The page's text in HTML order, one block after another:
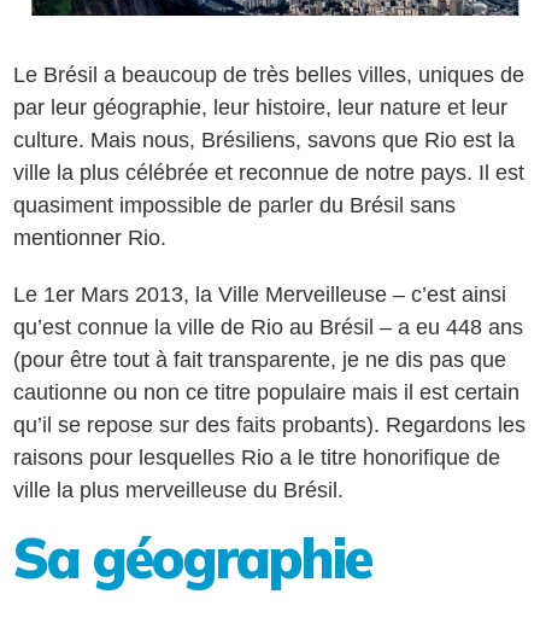
Le Brésil a beaucoup de très belles villes, uniques de
par leur géographie, leur histoire, leur nature et leur
culture. Mais nous, Brésiliens, savons que Rio est la
ville la plus célébrée et reconnue de notre pays. Il est
quasiment impossible de parler du Brésil sans
mentionner Rio.
Le 1er Mars 2013, la Ville Merveilleuse – c’est ainsi
qu’est connue la ville de Rio au Brésil – a eu 448 ans
(pour être tout à fait transparente, je ne dis pas que
cautionne ou non ce titre populaire mais il est certain
qu’il se repose sur des faits probants). Regardons les
raisons pour lesquelles Rio a le titre honorifique de
ville la plus merveilleuse du Brésil.
Sa géographie